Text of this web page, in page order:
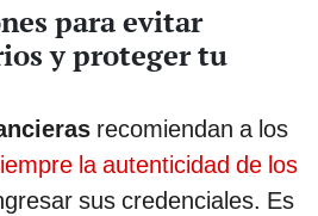
para evitar
y proteger tu
recomiendan a los
la autenticidad de los
sus credenciales. Es